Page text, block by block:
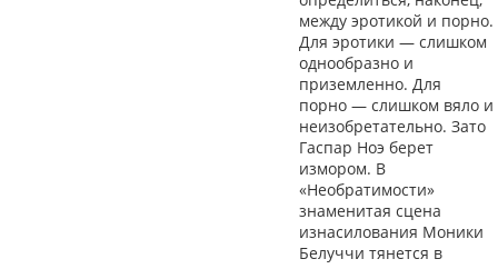
между эротикой и порно.
Для эротики — слишком
однообразно и
приземленно. Для
порно — слишком вяло и
неизобретательно. Зато
Гаспар Ноэ берет
измором. В
«Необратимости»
знаменитая сцена
изнасилования Моники
Белуччи тянется в